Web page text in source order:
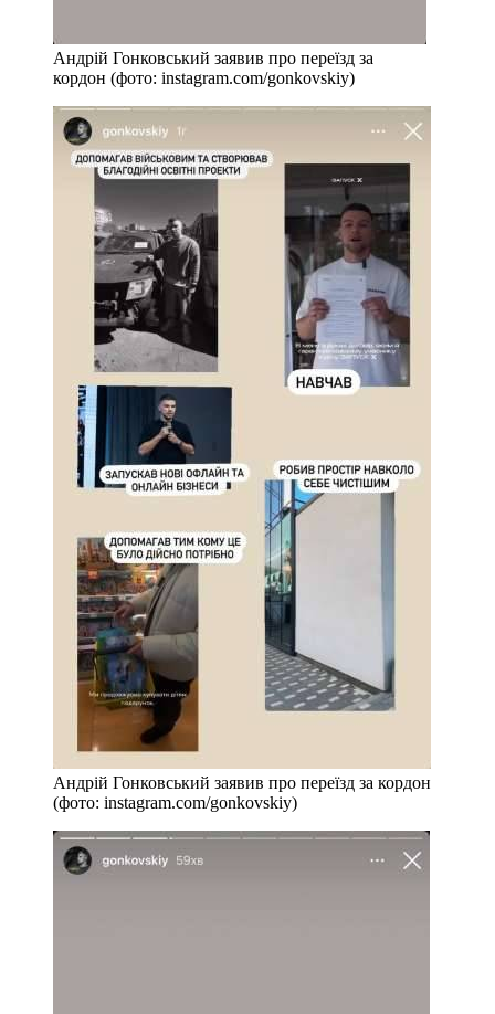
Андрій Гонковський заявив про переїзд за
кордон (фото: instagram.com/gonkovskiy)
Андрій Гонковський заявив про переїзд за кордон
(фото: instagram.com/gonkovskiy)